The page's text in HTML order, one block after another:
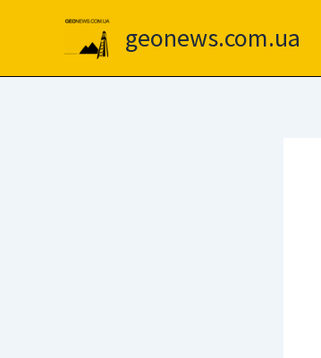
geonews.com.ua